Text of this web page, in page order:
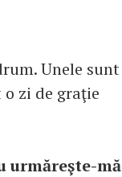
Unele sunt
zi de graţie
urmăreşte-mă